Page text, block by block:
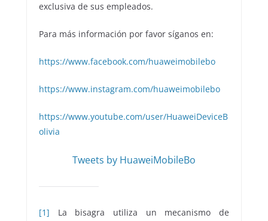
exclusiva de sus empleados.
Para más información por favor síganos en:
https://www.facebook.com/huaweimobilebo
https://www.instagram.com/huaweimobilebo
https://www.youtube.com/user/HuaweiDeviceB
olivia
Tweets by HuaweiMobileBo
[1] La bisagra utiliza un mecanismo de